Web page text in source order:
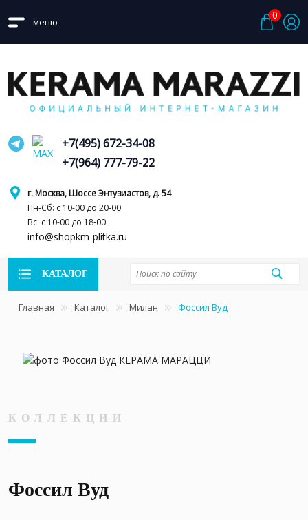
меню
0
г. Москва, Шоссе Энтузиастов, д. 54
Пн-Сб: с 10-00 до 20-00
Вс: с 10-00 до 18-00
info@shopkm-plitka.ru
+7(495) 672-34-08
+7(964) 777-79-22
КАТАЛОГ
Главная Каталог Милан Фоссил Вуд
КОЛЛЕКЦИИ
Фоссил Вуд